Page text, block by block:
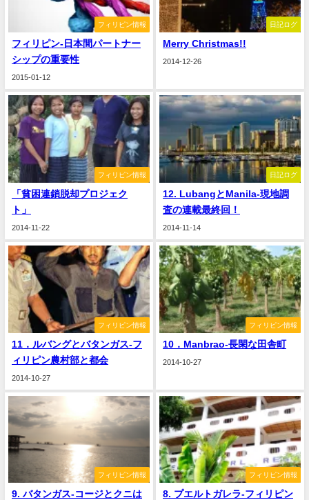
フィリピン情報
フィリピン-日本間パートナー
シップの重要性
2015-01-12
日記ログ
Merry Christmas!!
2014-12-26
フィリピン情報
「貧困連鎖脱却プロジェク
ト」
2014-11-22
日記ログ
12. LubangとManila-現地調
査の連載最終回！
2014-11-14
フィリピン情報
11．ルバングとバタンガス-フ
ィリピン農村部と都会
2014-10-27
フィリピン情報
10．Manbrao-長閑な田舎町
2014-10-27
フィリピン情報
9. バタンガス-コージとクニは
フィリピン情報
8. プエルトガレラ-フィリピン